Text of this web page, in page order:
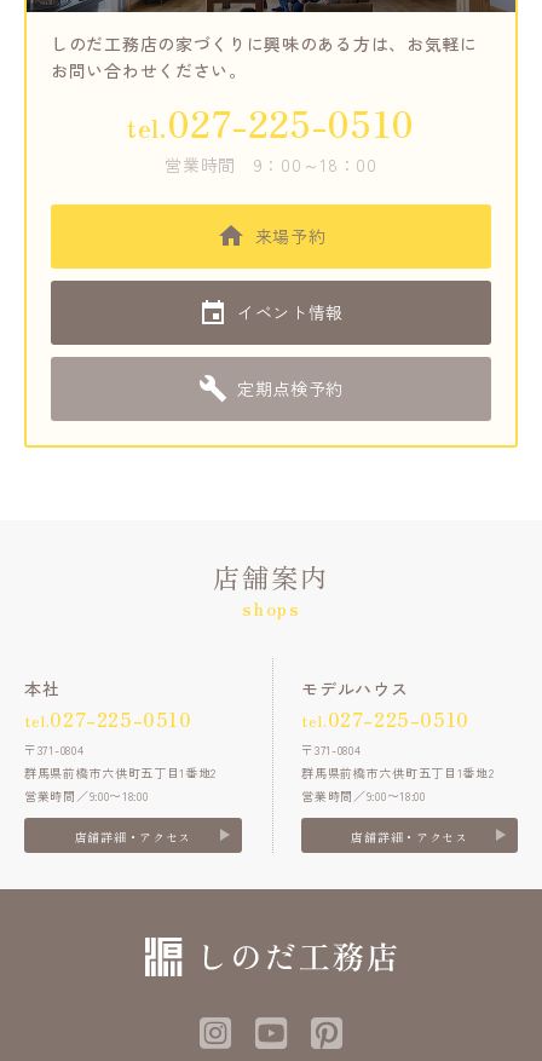
しのだ工務店の家づくりに興味のある方は、 お気軽に
お問い合わせください。
tel.027-225-0510
営業時間 9：00～18：00
来場予約
イベント情報
定期点検予約
店舗案内
shops
本社
tel.027-225-0510
〒371-0804
群馬県前橋市六供町五丁目1番地2
営業時間／9:00〜18:00
店舗詳細・アクセス
モデルハウス
tel.027-225-0510
〒371-0804
群馬県前橋市六供町五丁目1番地2
営業時間／9:00〜18:00
店舗詳細・アクセス